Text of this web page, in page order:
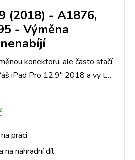
(2018) - A1876,
- Výměna
konektoru, ale často stačí
iPad Pro 12.9" 2018 a vy tak
je nyní se zastavit na
práci
na náhradní díl